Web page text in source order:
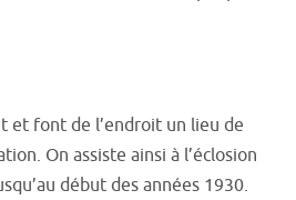
et font de l’endroit un lieu de
On assiste ainsi à l’éclosion
début des années 1930.